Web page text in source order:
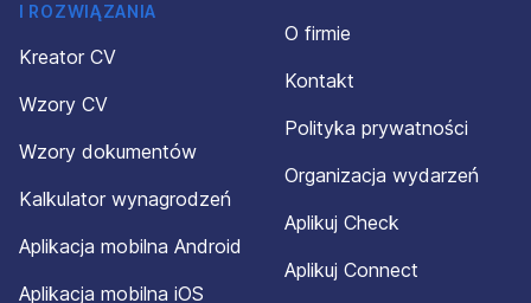
I ROZWIĄZANIA
Kreator CV
Wzory CV
Wzory dokumentów
Kalkulator wynagrodzeń
Aplikacja mobilna Android
Aplikacja mobilna iOS
O firmie
Kontakt
Polityka prywatności
Organizacja wydarzeń
Aplikuj Check
Aplikuj Connect